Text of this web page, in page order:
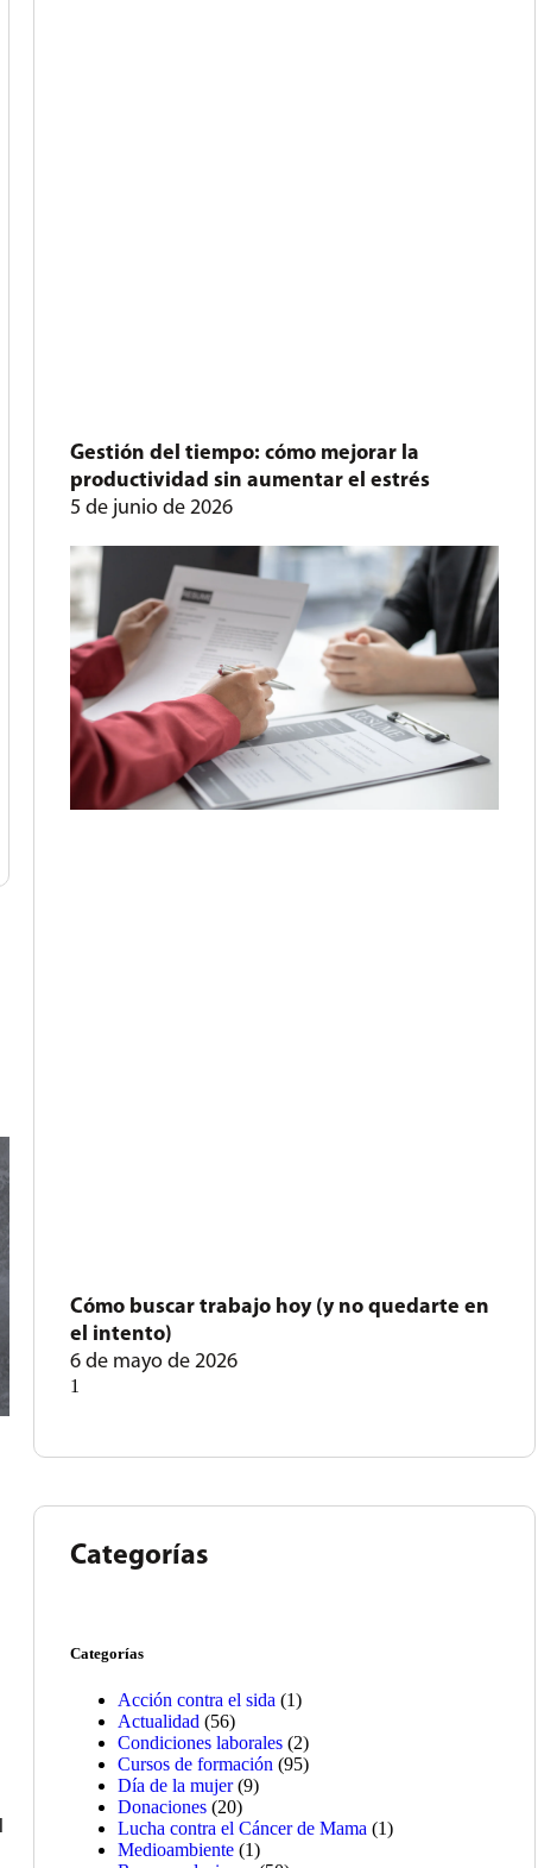
Gestión del tiempo: cómo mejorar la
productividad sin aumentar el estrés
5 de junio de 2026
Cómo buscar trabajo hoy (y no quedarte en
el intento)
6 de mayo de 2026
Categorías
Categorías
Acción contra el sida (1)
Actualidad (56)
Condiciones laborales (2)
Cursos de formación (95)
Día de la mujer(9)
Donaciones (20)
Lucha contra el Cáncer de Mama (1)
Medioambiente (1)